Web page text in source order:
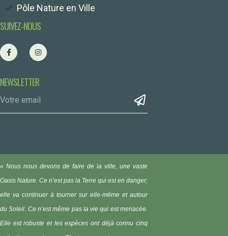
Pôle Nature en Ville
SUIVEZ-NOUS
NEWSLETTER
« Nous nous devons de faire de la ville, une vaste
Oasis Nature. Ce n’est pas la Terre qui est en danger;
elle va continuer à tourner sur elle-même et autour
du Soleil. Ce n’est même pas la vie qui est menacée.
Elle est robuste et les espèces ont déjà connu cinq